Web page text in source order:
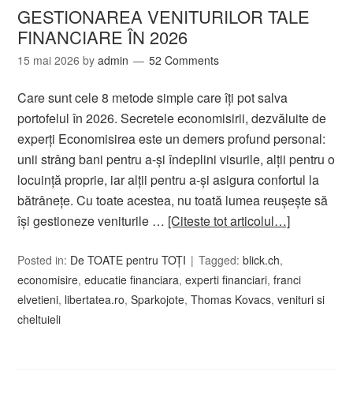
GESTIONAREA VENITURILOR TALE
FINANCIARE ÎN 2026
15 mai 2026 byadmin 52 Comments
Care sunt cele 8 metode simple care îți pot salva
portofelul în 2026. Secretele economisirii, dezvăluite de
experți Economisirea este un demers profund personal:
unii strâng bani pentru a-și îndeplini visurile, alții pentru o
locuință proprie, iar alții pentru a-și asigura confortul la
bătrânețe. Cu toate acestea, nu toată lumea reușește să
își gestioneze veniturile … [Citeste tot articolul…]
Posted in: De TOATE pentru TOȚI Tagged:blick.ch,
economisire,educatie financiara,experti financiari,franci
elvetieni, libertatea.ro,Sparkojote,Thomas Kovacs,venituri si
cheltuieli